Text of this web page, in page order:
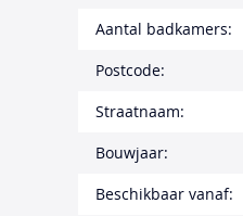
Aantal badkamers:
Postcode:
Straatnaam:
Bouwjaar:
Beschikbaar vanaf: